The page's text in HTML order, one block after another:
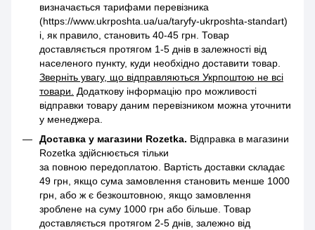
визначається тарифами перевізника
(https://www.ukrposhta.ua/ua/taryfy-ukrposhta-standart)
і, як правило, становить 40-45 грн. Товар
доставляється протягом 1-5 днів в залежності від
населеного пункту, куди необхідно доставити товар.
Зверніть увагу, що відправляються Укрпоштою не всі
товари.
Додаткову інформацію про можливості
відправки товару даним перевізником можна уточнити
у менеджера.
Доставка у магазини Rozetka. Відправка в магазини
Rozetka здійснюється тільки
за повною передоплатою. Вартість доставки складає
49 грн, якщо сума замовлення становить менше 1000
грн, або ж є безкоштовною, якщо замовлення
зроблене на суму 1000 грн або більше. Товар
доставляється протягом 2-5 днів, залежно від